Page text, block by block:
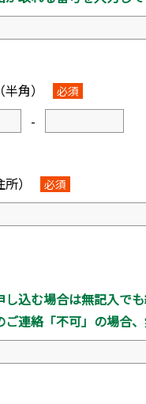
角） 必須
-
） 必須
込む場合は無記入でも
連絡「不可」の場合、